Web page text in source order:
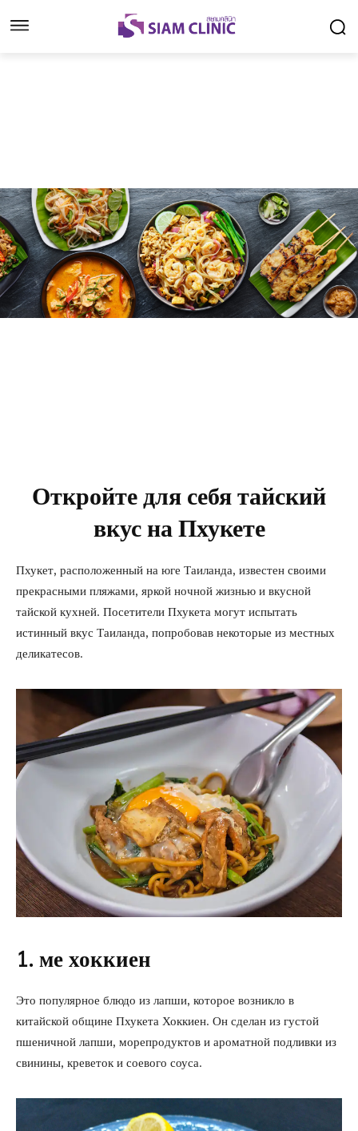
Откройте для себя тайский
вкус на Пхукете
Пхукет, расположенный на юге Таиланда, известен своими
прекрасными пляжами, яркой ночной жизнью и вкусной
тайской кухней. Посетители Пхукета могут испытать
истинный вкус Таиланда, попробовав некоторые из местных
деликатесов.
1. ме хоккиен
Это популярное блюдо из лапши, которое возникло в
китайской общине Пхукета Хоккиен. Он сделан из густой
пшеничной лапши, морепродуктов и ароматной подливки из
свинины, креветок и соевого соуса.